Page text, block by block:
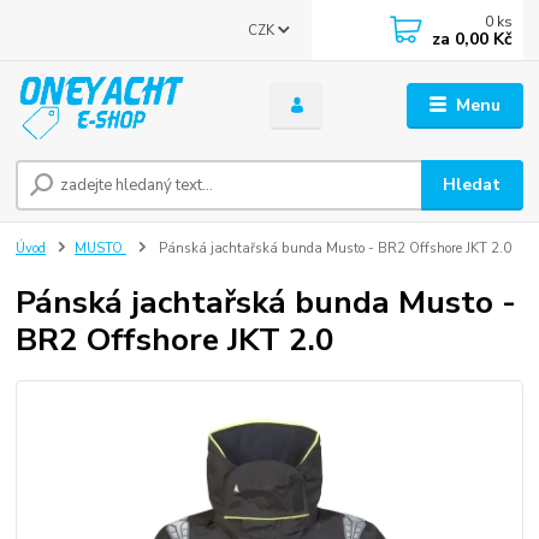
Menu
CZK
Hledat
0 ks
za 0,00 Kč
Úvod MUSTO Pánská jachtařská bunda Musto - BR2 Offshore JKT 2.0
Pánská jachtařská bunda Musto -
BR2 Offshore JKT 2.0